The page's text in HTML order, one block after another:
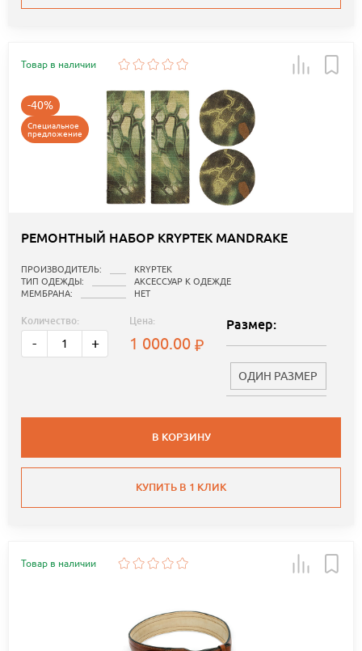
Товар в наличии
-40%
Специальное
предложение
РЕМОНТНЫЙ НАБОР KRYPTEK MANDRAKE
ПРОИЗВОДИТЕЛЬ:
KRYPTEK
ТИП ОДЕЖДЫ:
АКСЕССУАР К ОДЕЖДЕ
МЕМБРАНА:
НЕТ
Количество:
- +
Цена:
1 000.00
Размер:
ОДИН РАЗМЕР
В КОРЗИНУ
КУПИТЬ В 1 КЛИК
Товар в наличии